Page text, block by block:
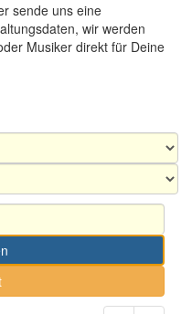
sende uns eine
wir werden
Musiker direkt für Deine